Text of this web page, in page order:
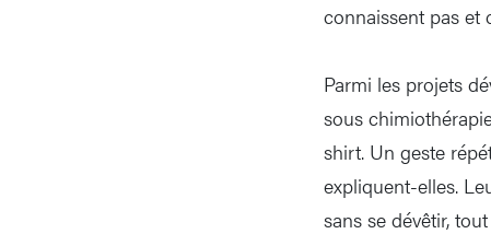
connaissent pas et
Parmi les projets
sous
shirt. Un geste
expliquent-elles.
sans se dévêtir,